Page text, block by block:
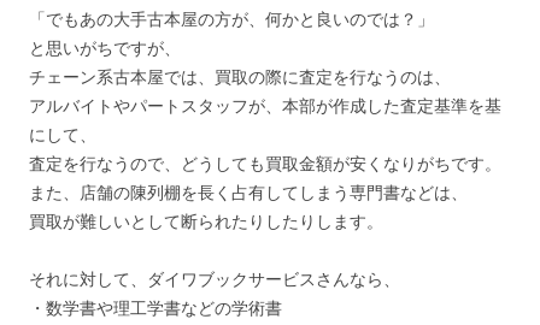
「でもあの大手古本屋の方が、何かと良いのでは？」
と思いがちですが、
チェーン系古本屋では、買取の際に査定を行なうのは、
アルバイトやパートスタッフが、本部が作成した査定基準を基
にして、
査定を行なうので、どうしても買取金額が安くなりがちです。
また、店舗の陳列棚を長く占有してしまう専門書などは、
買取が難しいとして断られたりしたりします。
それに対して、ダイワブックサービスさんなら、
・数学書や理工学書などの学術書